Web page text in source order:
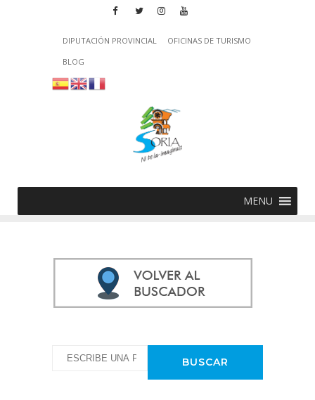
DIPUTACIÓN PROVINCIAL
OFICINAS DE TURISMO
BLOG
MENU